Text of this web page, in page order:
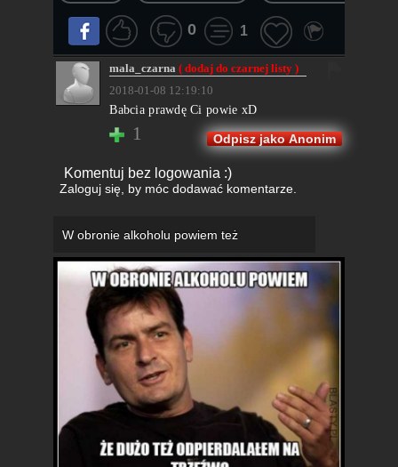
0 1
mala_czarna( dodaj do czarnej listy )
2018-01-08 12:19:10
Babcia prawdę Ci powie xD
1 Odpisz jako Anonim
Komentuj bez logowania :)
Zaloguj się, by móc dodawać komentarze.
W obronie alkoholu powiem też